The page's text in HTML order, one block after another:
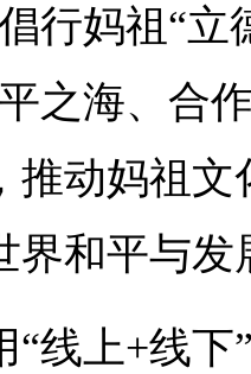
行妈祖“立
之海、合
推动妈祖
界和平与
“线上+线